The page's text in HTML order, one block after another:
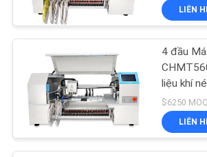
VỚI
CHÚNG
TÔI
TIN
TỨC
Bộ nạp SMT
LIÊN
4 đầu
liệu khí
chọn và
$6250
LIÊN